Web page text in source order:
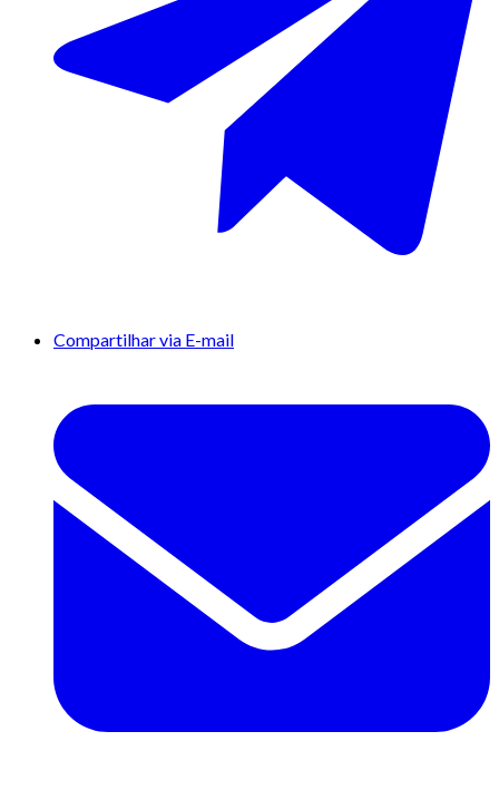
Compartilhar via E-mail